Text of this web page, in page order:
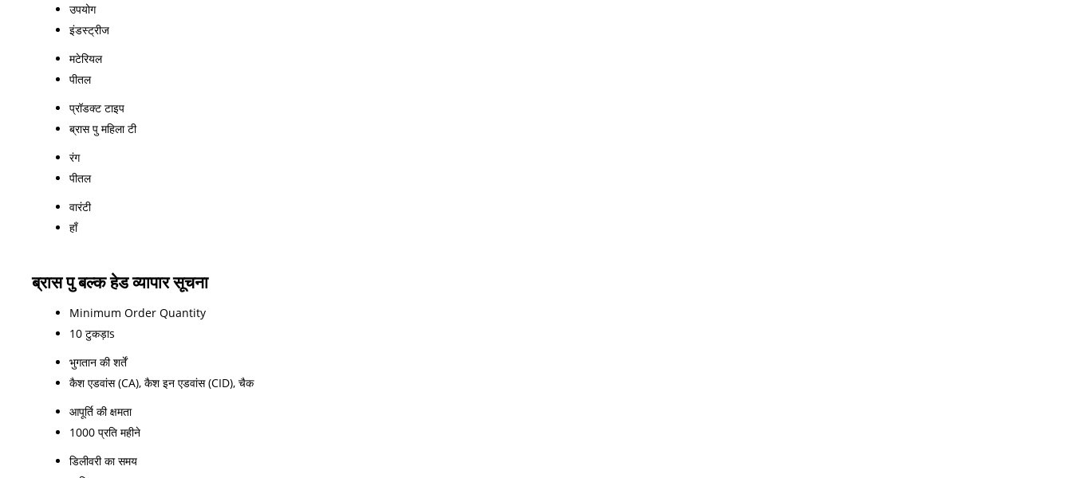
उपयोग
इंडस्ट्रीज
मटेरियल
पीतल
प्रॉडक्ट टाइप
ब्रास पु महिला टी
रंग
पीतल
वारंटी
हाँ
ब्रास पु बल्क हेड व्यापार सूचना
Minimum Order Quantity
10 टुकड़ाs
भुगतान की शर्तें
कैश एडवांस (CA), कैश इन एडवांस (CID), चैक
आपूर्ति की क्षमता
1000 प्रति महीने
डिलीवरी का समय